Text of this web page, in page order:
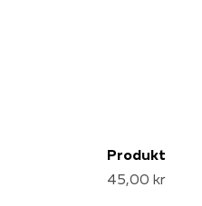
Produkt
45,00 kr